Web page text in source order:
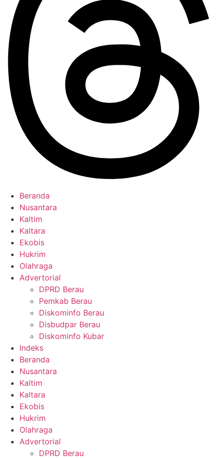
Beranda
Nusantara
Kaltim
Kaltara
Ekobis
Hukrim
Olahraga
Advertorial
DPRD Berau
Pemkab Berau
Diskominfo Berau
Disbudpar Berau
Diskominfo Kubar
Indeks
Beranda
Nusantara
Kaltim
Kaltara
Ekobis
Hukrim
Olahraga
Advertorial
DPRD Berau